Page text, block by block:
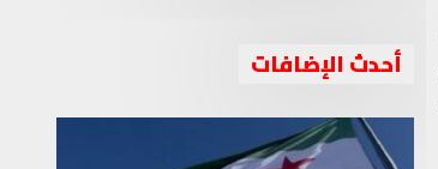
أحدث الإضافات